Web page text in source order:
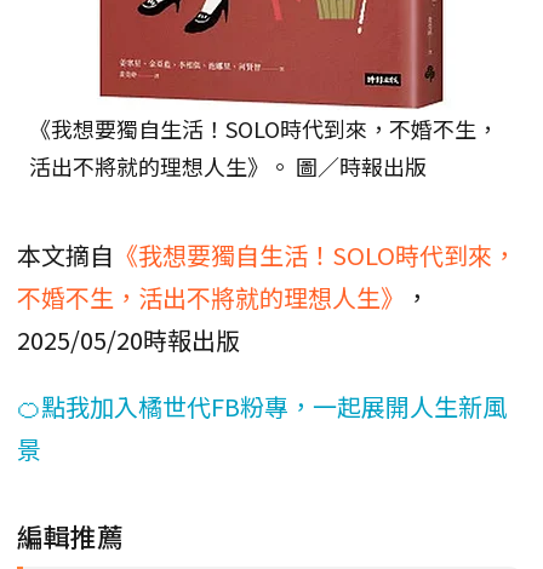
《我想要獨自生活！SOLO時代到來，不婚不生，
活出不將就的理想人生》。 圖／時報出版
本文摘自 《我想要獨自生活！SOLO時代到來，
不婚不生，活出不將就的理想人生》
，
2025/05/20時報出版
🍊點我加入橘世代FB粉專，一起展開人生新風
景
編輯推薦